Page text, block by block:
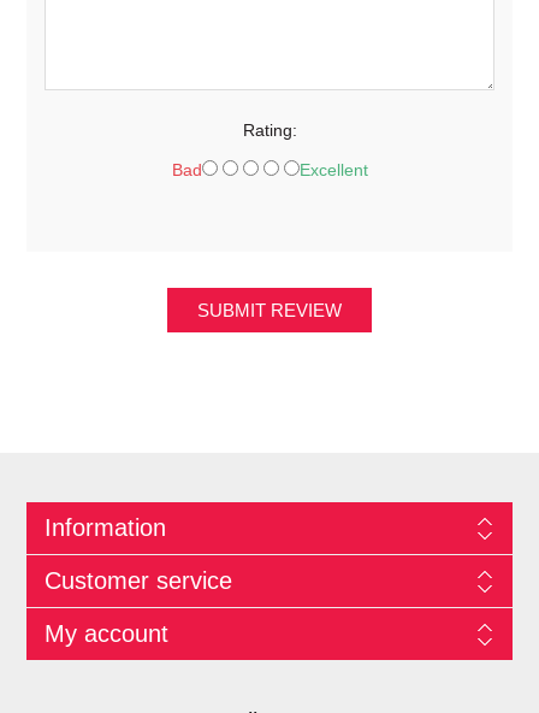
Rating:
Bad Excellent
SUBMIT REVIEW
Information
Customer service
My account